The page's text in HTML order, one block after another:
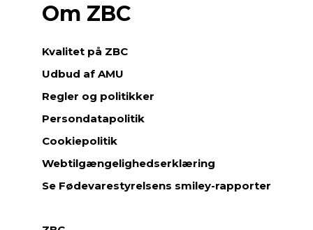
Om ZBC
Kvalitet på ZBC
Udbud af AMU
Regler og politikker
Persondatapolitik
Cookiepolitik
Webtilgængelighedserklæring
Se Fødevarestyrelsens smiley-rapporter